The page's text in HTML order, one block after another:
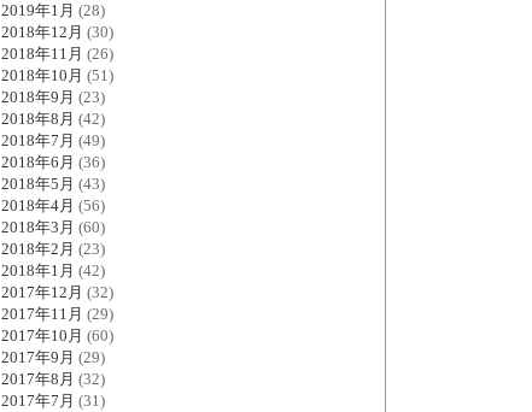
2019年1月 (28)
2018年12月 (30)
2018年11月 (26)
2018年10月 (51)
2018年9月 (23)
2018年8月 (42)
2018年7月 (49)
2018年6月 (36)
2018年5月 (43)
2018年4月 (56)
2018年3月 (60)
2018年2月 (23)
2018年1月 (42)
2017年12月 (32)
2017年11月 (29)
2017年10月 (60)
2017年9月 (29)
2017年8月 (32)
2017年7月 (31)